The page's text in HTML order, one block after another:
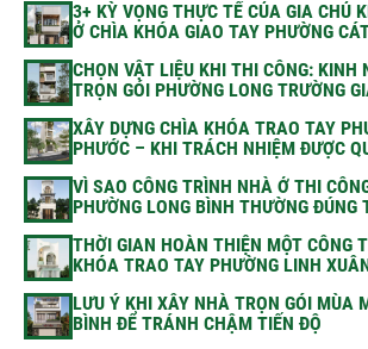
3+ KỲ VỌNG THỰC TẾ CỦA GIA CHỦ
Ở CHÌA KHÓA GIAO TAY PHƯỜNG
CHỌN VẬT LIỆU KHI THI CÔNG: KINH
TRỌN GÓI PHƯỜNG LONG TRƯỜNG
XÂY DỰNG CHÌA KHÓA TRAO TAY
PHƯỚC – KHI TRÁCH NHIỆM ĐƯỢC
VÌ SAO CÔNG TRÌNH NHÀ Ở THI
PHƯỜNG LONG BÌNH THƯỜNG ĐÚNG
THỜI GIAN HOÀN THIỆN MỘT CÔNG
KHÓA TRAO TAY PHƯỜNG LINH
LƯU Ý KHI XÂY NHÀ TRỌN GÓI MÙA
BÌNH ĐỂ TRÁNH CHẬM TIẾN ĐỘ